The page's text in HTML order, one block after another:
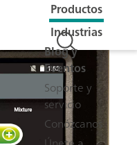
Productos
Industrias
Blog y
Eventos
Soporte y
servicio
Conózcanos